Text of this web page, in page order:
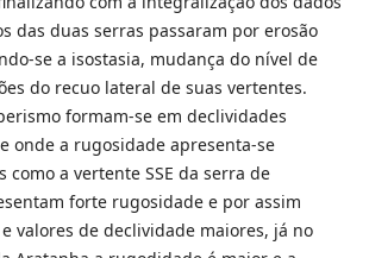
das duas serras passaram por erosão
se a isostasia, mudança do nível de
do recuo lateral de suas vertentes.
formam-se em declividades
onde a rugosidade apresenta-se
como a vertente SSE da serra de
forte rugosidade e por assim
valores de declividade maiores, já no